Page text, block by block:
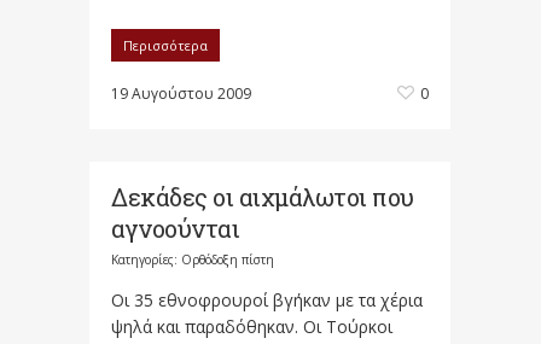
Περισσότερα
19 Αυγούστου 2009 0
Δεκάδες οι αιχμάλωτοι που
αγνοούνται
Κατηγορίες: Ορθόδοξη πίστη
Οι 35 εθνοφρουροί βγήκαν με τα χέρια
ψηλά και παραδόθηκαν. Οι Τούρκοι